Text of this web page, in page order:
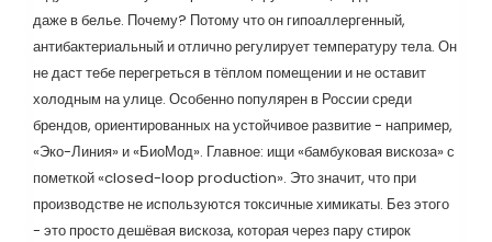
даже в белье. Почему? Потому что он гипоаллергенный,
антибактериальный и отлично регулирует температуру тела. Он
не даст тебе перегреться в тёплом помещении и не оставит
холодным на улице. Особенно популярен в России среди
брендов, ориентированных на устойчивое развитие - например,
«Эко-Линия» и «БиоМод». Главное: ищи «бамбуковая вискоза» с
пометкой «closed-loop production». Это значит, что при
производстве не используются токсичные химикаты. Без этого
- это просто дешёвая вискоза, которая через пару стирок